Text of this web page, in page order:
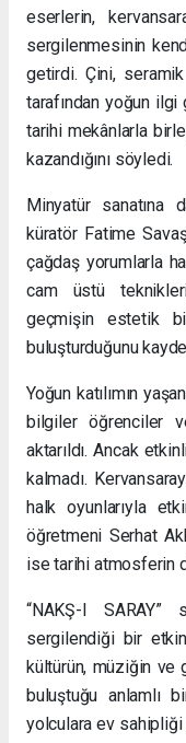
eserlerin,
sergilenmesinin
getirdi. Çini,
tarafından yoğun ilgi
tarihi mekânlarla
kazandığını söyledi.
Minyatür sanatına
küratör Fatime
çağdaş yorumlarla
cam üstü
geçmişin estetik
buluşturduğunu
Yoğun katılımın
bilgiler öğrenciler
aktarıldı. Ancak
kalmadı.
halk oyunlarıyla
öğretmeni Serhat
ise tarihi atmosferin
“NAKŞ-I SARAY”
sergilendiği bir
kültürün, müziğin ve
buluştuğu anlamlı
yolculara ev sahipliği